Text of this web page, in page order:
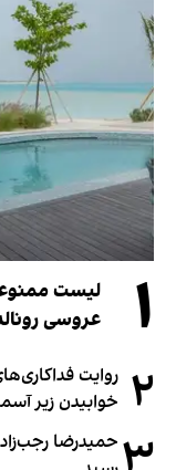
۱
عروسی
۲ خوابیدن زیر
حمیدرضا